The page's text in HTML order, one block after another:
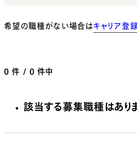
希望の職種がない場合はキャリア登録
0 件 / 0 件中
該当する募集職種はありま